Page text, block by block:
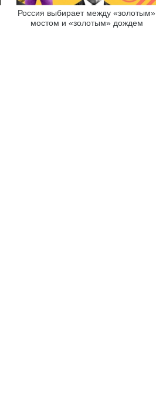
Россия выбирает между «золотым»
мостом и «золотым» дождем